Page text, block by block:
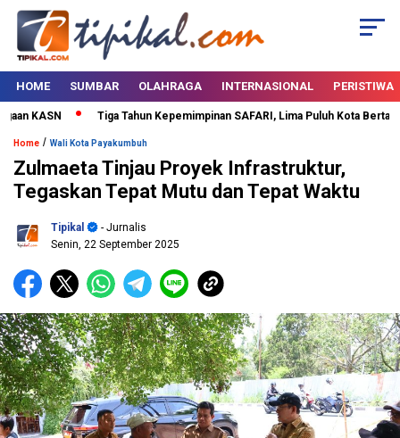
HOME SUMBAR OLAHRAGA INTERNASIONAL PERISTIWA
KASN Tiga Tahun Kepemimpinan SAFARI, Lima Puluh Kota Bertabur
Home / Wali Kota Payakumbuh
Zulmaeta Tinjau Proyek Infrastruktur,
Tegaskan Tepat Mutu dan Tepat Waktu
Tipikal
- Jurnalis
Senin, 22 September 2025